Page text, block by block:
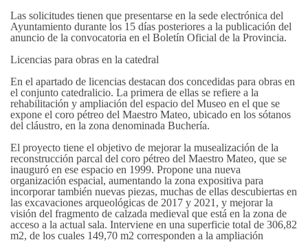
Las solicitudes tienen que presentarse en la sede electrónica del
Ayuntamiento durante los 15 días posteriores a la publicación del
anuncio de la convocatoria en el Boletín Oficial de la Provincia.
Licencias para obras en la catedral
En el apartado de licencias destacan dos concedidas para obras en
el conjunto catedralicio. La primera de ellas se refiere a la
rehabilitación y ampliación del espacio del Museo en el que se
expone el coro pétreo del Maestro Mateo, ubicado en los sótanos
del cláustro, en la zona denominada Buchería.
El proyecto tiene el objetivo de mejorar la musealización de la
reconstrucción parcal del coro pétreo del Maestro Mateo, que se
inauguró en ese espacio en 1999. Propone una nueva
organización espacial, aumentando la zona expositiva para
incorporar también nuevas piezas, muchas de ellas descubiertas en
las excavaciones arqueológicas de 2017 y 2021, y mejorar la
visión del fragmento de calzada medieval que está en la zona de
acceso a la actual sala. Interviene en una superficie total de 306,82
m2, de los cuales 149,70 m2 corresponden a la ampliación